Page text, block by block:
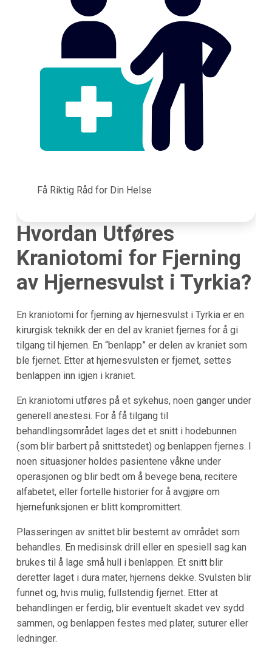
Få Riktig Råd for Din Helse
Hvordan Utføres
Kraniotomi for Fjerning
av Hjernesvulst i Tyrkia?
En kraniotomi for fjerning av hjernesvulst i Tyrkia er en
kirurgisk teknikk der en del av kraniet fjernes for å gi
tilgang til hjernen. En “benlapp” er delen av kraniet som
ble fjernet. Etter at hjernesvulsten er fjernet, settes
benlappen inn igjen i kraniet.
En kraniotomi utføres på et sykehus, noen ganger under
generell anestesi. For å få tilgang til
behandlingsområdet lages det et snitt i hodebunnen
(som blir barbert på snittstedet) og benlappen fjernes. I
noen situasjoner holdes pasientene våkne under
operasjonen og blir bedt om å bevege bena, recitere
alfabetet, eller fortelle historier for å avgjøre om
hjernefunksjonen er blitt kompromittert.
Plasseringen av snittet blir bestemt av området som
behandles. En medisinsk drill eller en spesiell sag kan
brukes til å lage små hull i benlappen. Et snitt blir
deretter laget i dura mater, hjernens dekke. Svulsten blir
funnet og, hvis mulig, fullstendig fjernet. Etter at
behandlingen er ferdig, blir eventuelt skadet vev sydd
sammen, og benlappen festes med plater, suturer eller
ledninger.